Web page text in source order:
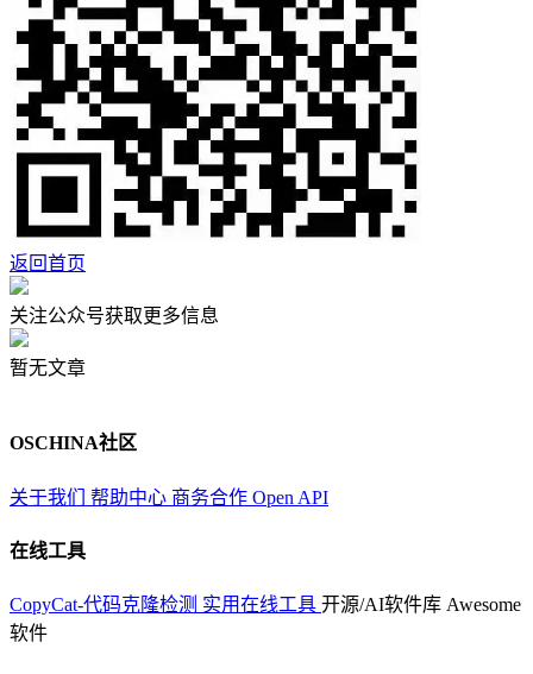
返回首页
关注公众号获取更多信息
暂无文章
OSCHINA社区
关于我们 帮助中心 商务合作 Open API
在线工具
CopyCat-代码克隆检测 实用在线工具 开源/AI软件库 Awesome
软件